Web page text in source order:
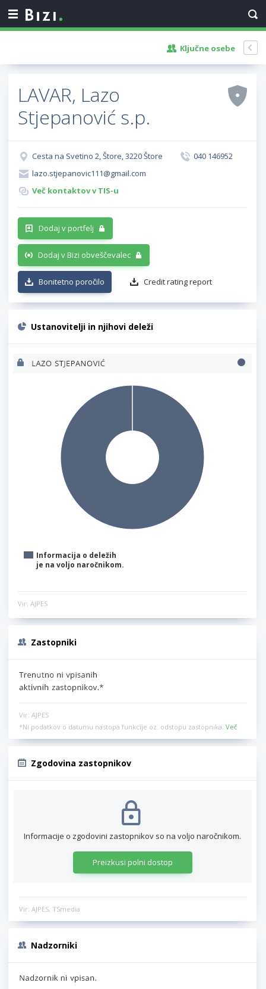
Ključne osebe
LAVAR, Lazo
Stjepanović s.p.
Cesta na Svetino 2, Štore, 3220 Štore
040 146952
lazo.stjepanovic111@gmail.com
Več kontaktov v TIS-u
Dodaj v portfelj
Dodaj v Bizi obveščevalec
Bonitetno poročilo Credit rating report
Ustanovitelji in njihovi deleži
Informacija o deležih
je na voljo naročnikom.
Vir: AJPES
Zastopniki
Vir: AJPES
*Ni podatkov o datumu nastopa funkcije oz. odstopu zastopnika. Več
Zgodovina zastopnikov
Informacije o zgodovini zastopnikov so na voljo naročnikom.
Preizkusi polni dostop
Vir: AJPES, TSmedia
Nadzorniki